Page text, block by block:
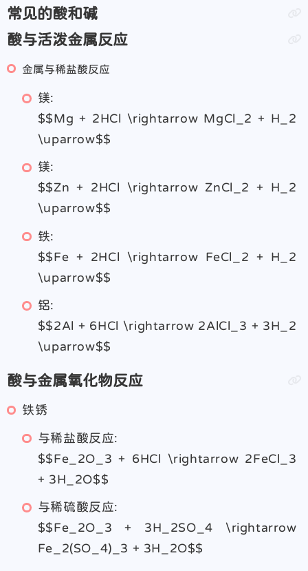
常见的酸和碱
酸与活泼金属反应
金属与稀盐酸反应
镁:
$$Mg + 2HCl \rightarrow MgCl_2 + H_2
\uparrow$$
镁:
$$Zn + 2HCl \rightarrow ZnCl_2 + H_2
\uparrow$$
铁:
$$Fe + 2HCl \rightarrow FeCl_2 + H_2
\uparrow$$
铝:
$$2Al + 6HCl \rightarrow 2AlCl_3 + 3H_2
\uparrow$$
酸与金属氧化物反应
铁锈
与稀盐酸反应:
$$Fe_2O_3 + 6HCl \rightarrow 2FeCl_3
+ 3H_2O$$
与稀硫酸反应:
$$Fe_2O_3 + 3H_2SO_4 \rightarrow
Fe_2(SO_4)_3 + 3H_2O$$